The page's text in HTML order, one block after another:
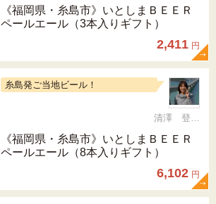
《福岡県・糸島市》いとしまＢＥＥＲ
ペールエール（3本入りギフト）
2,411 円
糸島発ご当地ビール！
清澤 登希子
《福岡県・糸島市》いとしまＢＥＥＲ
ペールエール（8本入りギフト）
6,102 円